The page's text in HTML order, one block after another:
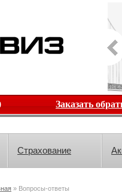
Заказать
Страхование
» Вопросы-ответы